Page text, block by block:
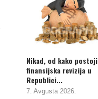
Nikad, od kako postoji
finansijska revizija u
Republici...
7. Avgusta 2026.